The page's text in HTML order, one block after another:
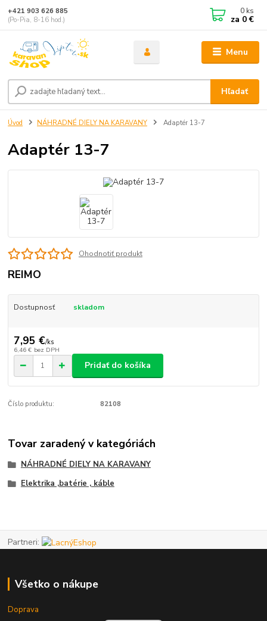
Menu
Hľadať
+421 903 626 885
(Po-Pia, 8-16 hod.)
0 ks
za 0 €
Úvod NÁHRADNÉ DIELY NA KARAVANY Adaptér 13-7
Adaptér 13-7
Ohodnotiť produkt
REIMO
Dostupnosť skladom
7,95 €/ks
6,46 € bez DPH
Pridať do košíka
Číslo produktu: 82108
Tovar zaradený v kategóriách
NÁHRADNÉ DIELY NA KARAVANY
Elektrika ,batérie , káble
Partneri:
Všetko o nákupe
Doprava